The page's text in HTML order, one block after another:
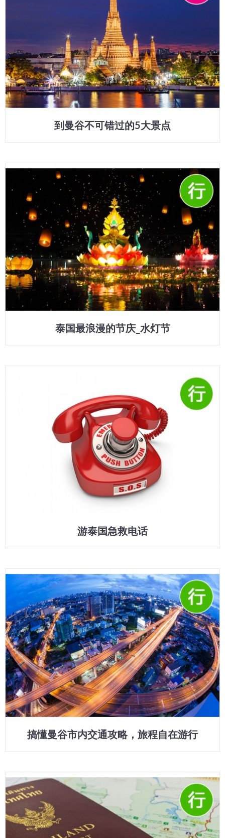
到曼谷不可错过的5大景点
泰国最浪漫的节庆_水灯节
游泰国急救电话
搞懂曼谷市内交通攻略，旅程自在游行